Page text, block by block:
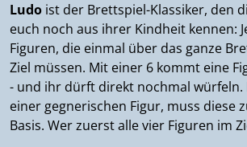
Ludo ist der Brettspiel-Klassiker, den
euch noch aus ihrer Kindheit kennen:
Figuren, die einmal über das ganze
Ziel müssen. Mit einer 6 kommt eine
- und ihr dürft direkt nochmal würfeln.
einer gegnerischen Figur, muss diese
Basis. Wer zuerst alle vier Figuren im